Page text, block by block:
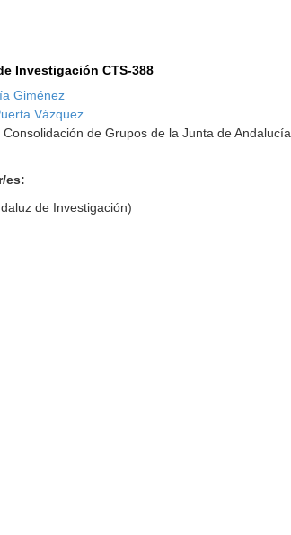
Investigación CTS-388
Giménez
Vázquez
de Grupos de la Junta de Andalucía
es:
de Investigación)